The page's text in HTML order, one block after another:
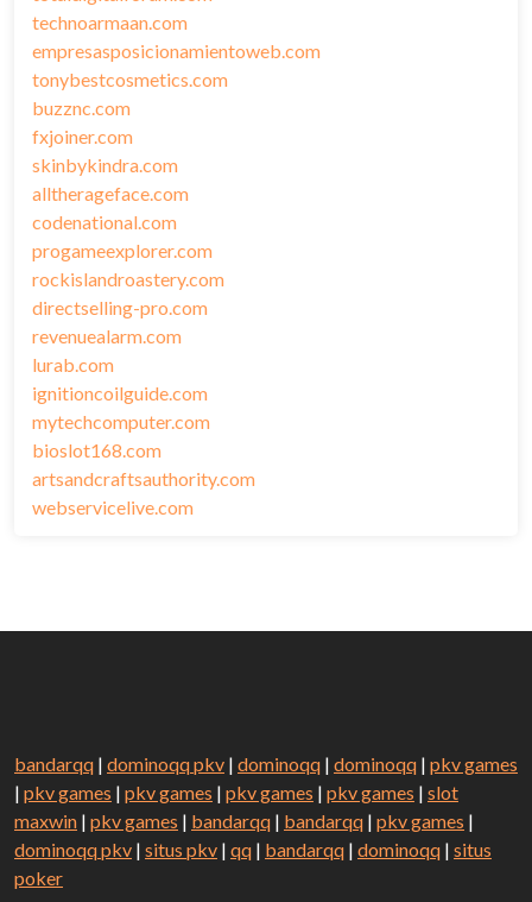
technoarmaan.com
empresasposicionamientoweb.com
tonybestcosmetics.com
buzznc.com
fxjoiner.com
skinbykindra.com
alltherageface.com
codenational.com
progameexplorer.com
rockislandroastery.com
directselling-pro.com
revenuealarm.com
lurab.com
ignitioncoilguide.com
mytechcomputer.com
bioslot168.com
artsandcraftsauthority.com
webservicelive.com
bandarqq | dominoqq pkv | dominoqq | dominoqq | pkv games
| pkv games | pkv games | pkv games | pkv games | slot
maxwin | pkv games | bandarqq | bandarqq | pkv games |
dominoqq pkv | situs pkv | qq | bandarqq | dominoqq | situs
poker